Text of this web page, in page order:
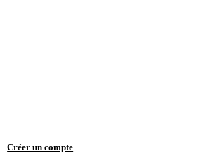
Créer un compte